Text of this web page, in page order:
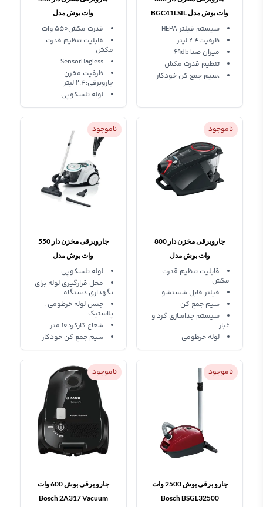
وات بوش مدل BGC41LSIL
سیستم فیلتر HEPA
ظرفیت2.4 لیتر
میزان صدا69db
تنظیم قدرت مکش
،سیم جمع کن خودکار
وات بوش مدل
BGS41HYG1
قدرت مکش۵۵۰ وات
قابلیت تنظیم قدرت
مکش
SensorBagless
ظرفیت مخزن
جاروبرقی:۲.۴ لیتر
لوله تلسکوپی
ناموجود
جاروبرقی مخزن دار 800
وات بوش مدل
BGS7POW1
قابلیت تنظیم قدرت
مکش
فیلتر قابل شستشو
سیم جمع کن
سیستم جداسازی گرد و
غبار
لوله خرطومی
ناموجود
جاروبرقی مخزن دار 550
وات بوش مدل
BGS41HYG1
لوله تلسکوپی
محل قرارگیری لوله برای
نگهداری دستگاه
جنس لوله خرطومی :
پلاستیک
شعاع کارکرد۱۰ متر
سیم جمع کن خودکار
ناموجود
جارو برقی بوش 2500 وات
Bosch BSGL32500
ناموجود
جارو برقی بوش 600 وات
Bosch 2A317 Vacuum